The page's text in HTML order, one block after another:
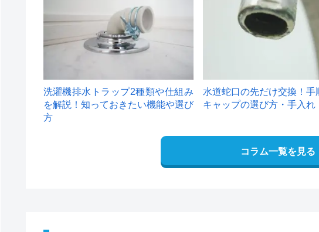
洗濯機排水トラップ2種類や仕組み
を解説！知っておきたい機能や選び
方
水道蛇口の先だけ交換！手
キャップの選び方・手入れ
コラム一覧を見る